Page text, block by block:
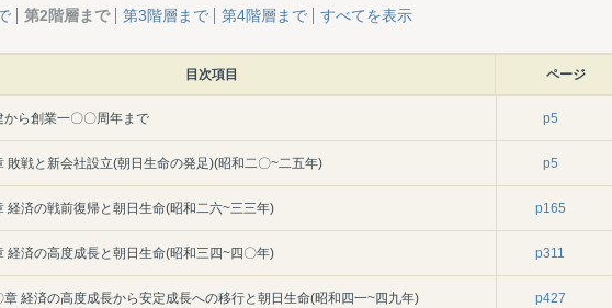
第2階層まで 第3階層まで 第4階層まで すべてを表示
目次項目 ページ
から創業一〇〇周年まで p5
敗戦と新会社設立(朝日生命の発足)(昭和二〇~二五年) p5
経済の戦前復帰と朝日生命(昭和二六~三三年) p165
経済の高度成長と朝日生命(昭和三四~四〇年) p311
章 経済の高度成長から安定成長への移行と朝日生命(昭和四一~四九年) p427